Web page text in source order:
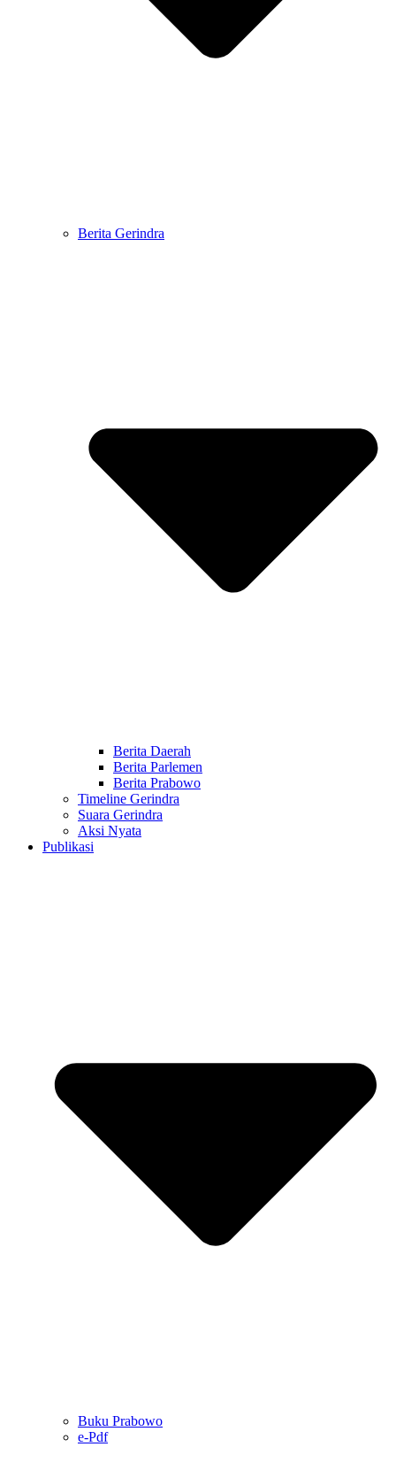
Berita Gerindra
Berita Daerah
Berita Parlemen
Berita Prabowo
Timeline Gerindra
Suara Gerindra
Aksi Nyata
Publikasi
Buku Prabowo
e-Pdf